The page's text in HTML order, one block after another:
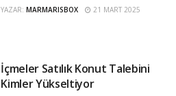
YAZAR:MARMARISBOX 21 MART 2025
İçmeler Satılık Konut Talebini
Kimler Yükseltiyor